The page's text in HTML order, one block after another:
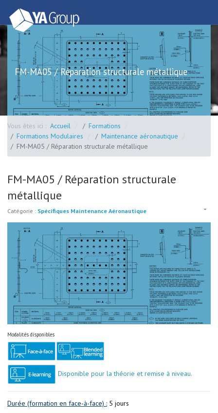
FM-MA05 / Réparation structurale métallique
Vous êtes ici : Accueil
Formations
Formations Modulaires
Maintenance aéronautique
FM-MA05 / Réparation structurale métallique
FM-MA05 / Réparation structurale
métallique
Catégorie : Spécifiques Maintenance Aéronautique
Modalités disponibles
Disponible pour la théorie et remise à niveau.
Durée (formation en face-à-face) : 5 jours